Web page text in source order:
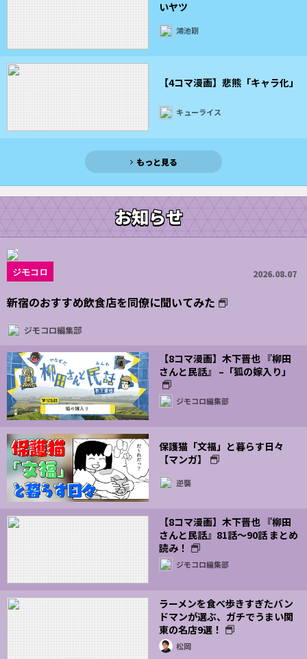
いヤツ
鴻池剛
【4コマ漫画】悲熊「キャラ化」
キューライス
もっと見る
お知らせ
ジモコロ 2026.08.07
新宿のおすすめ飲食店を同僚に聞いてみた
ジモコロ編集部
【8コマ漫画】木下晋也 『柳田
さんと民話』 –「狐の嫁入り」
ジモコロ編集部
保護猫「文福」と暮らす日々
【マンガ】
逆襲
【8コマ漫画】木下晋也 『柳田
さんと民話』81話～90話 まとめ
読み！
ジモコロ編集部
ラーメンを食べ歩きすぎたバン
ドマンが選ぶ、ガチでうまい関
東の名店9選！
松岡